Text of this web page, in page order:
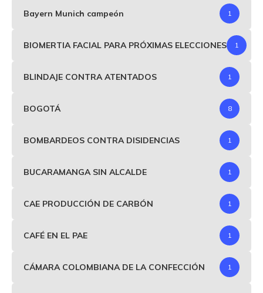
Bayern Munich campeón 1
BIOMERTIA FACIAL PARA PRÓXIMAS ELECCIONES 1
BLINDAJE CONTRA ATENTADOS 1
BOGOTÁ 8
BOMBARDEOS CONTRA DISIDENCIAS 1
BUCARAMANGA SIN ALCALDE 1
CAE PRODUCCIÓN DE CARBÓN 1
CAFÉ EN EL PAE 1
CÁMARA COLOMBIANA DE LA CONFECCIÓN 1